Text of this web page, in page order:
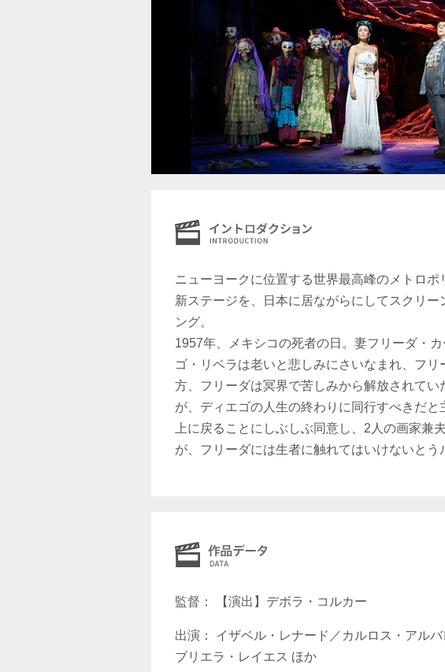
ニューヨークに位置する世界最高峰のメトロ
新ステージを、日本に居ながらにしてスクリ
ング。
1957年、メキシコの死者の日。妻フリーダ・
ゴ・リベラは老いと悲しみにさいなまれ、フ
方、フリーダは冥界で苦しみから解放されて
が、ディエゴの人生の終わりに同行すべきだ
上に戻ることにしぶしぶ同意し、2人の画家兼
が、フリーダには生者に触れてはいけないとう
監督： 【演出】デボラ・コルカー
出演： イザベル・レナード／カルロス・アル
ブリエラ・レイエス ほか